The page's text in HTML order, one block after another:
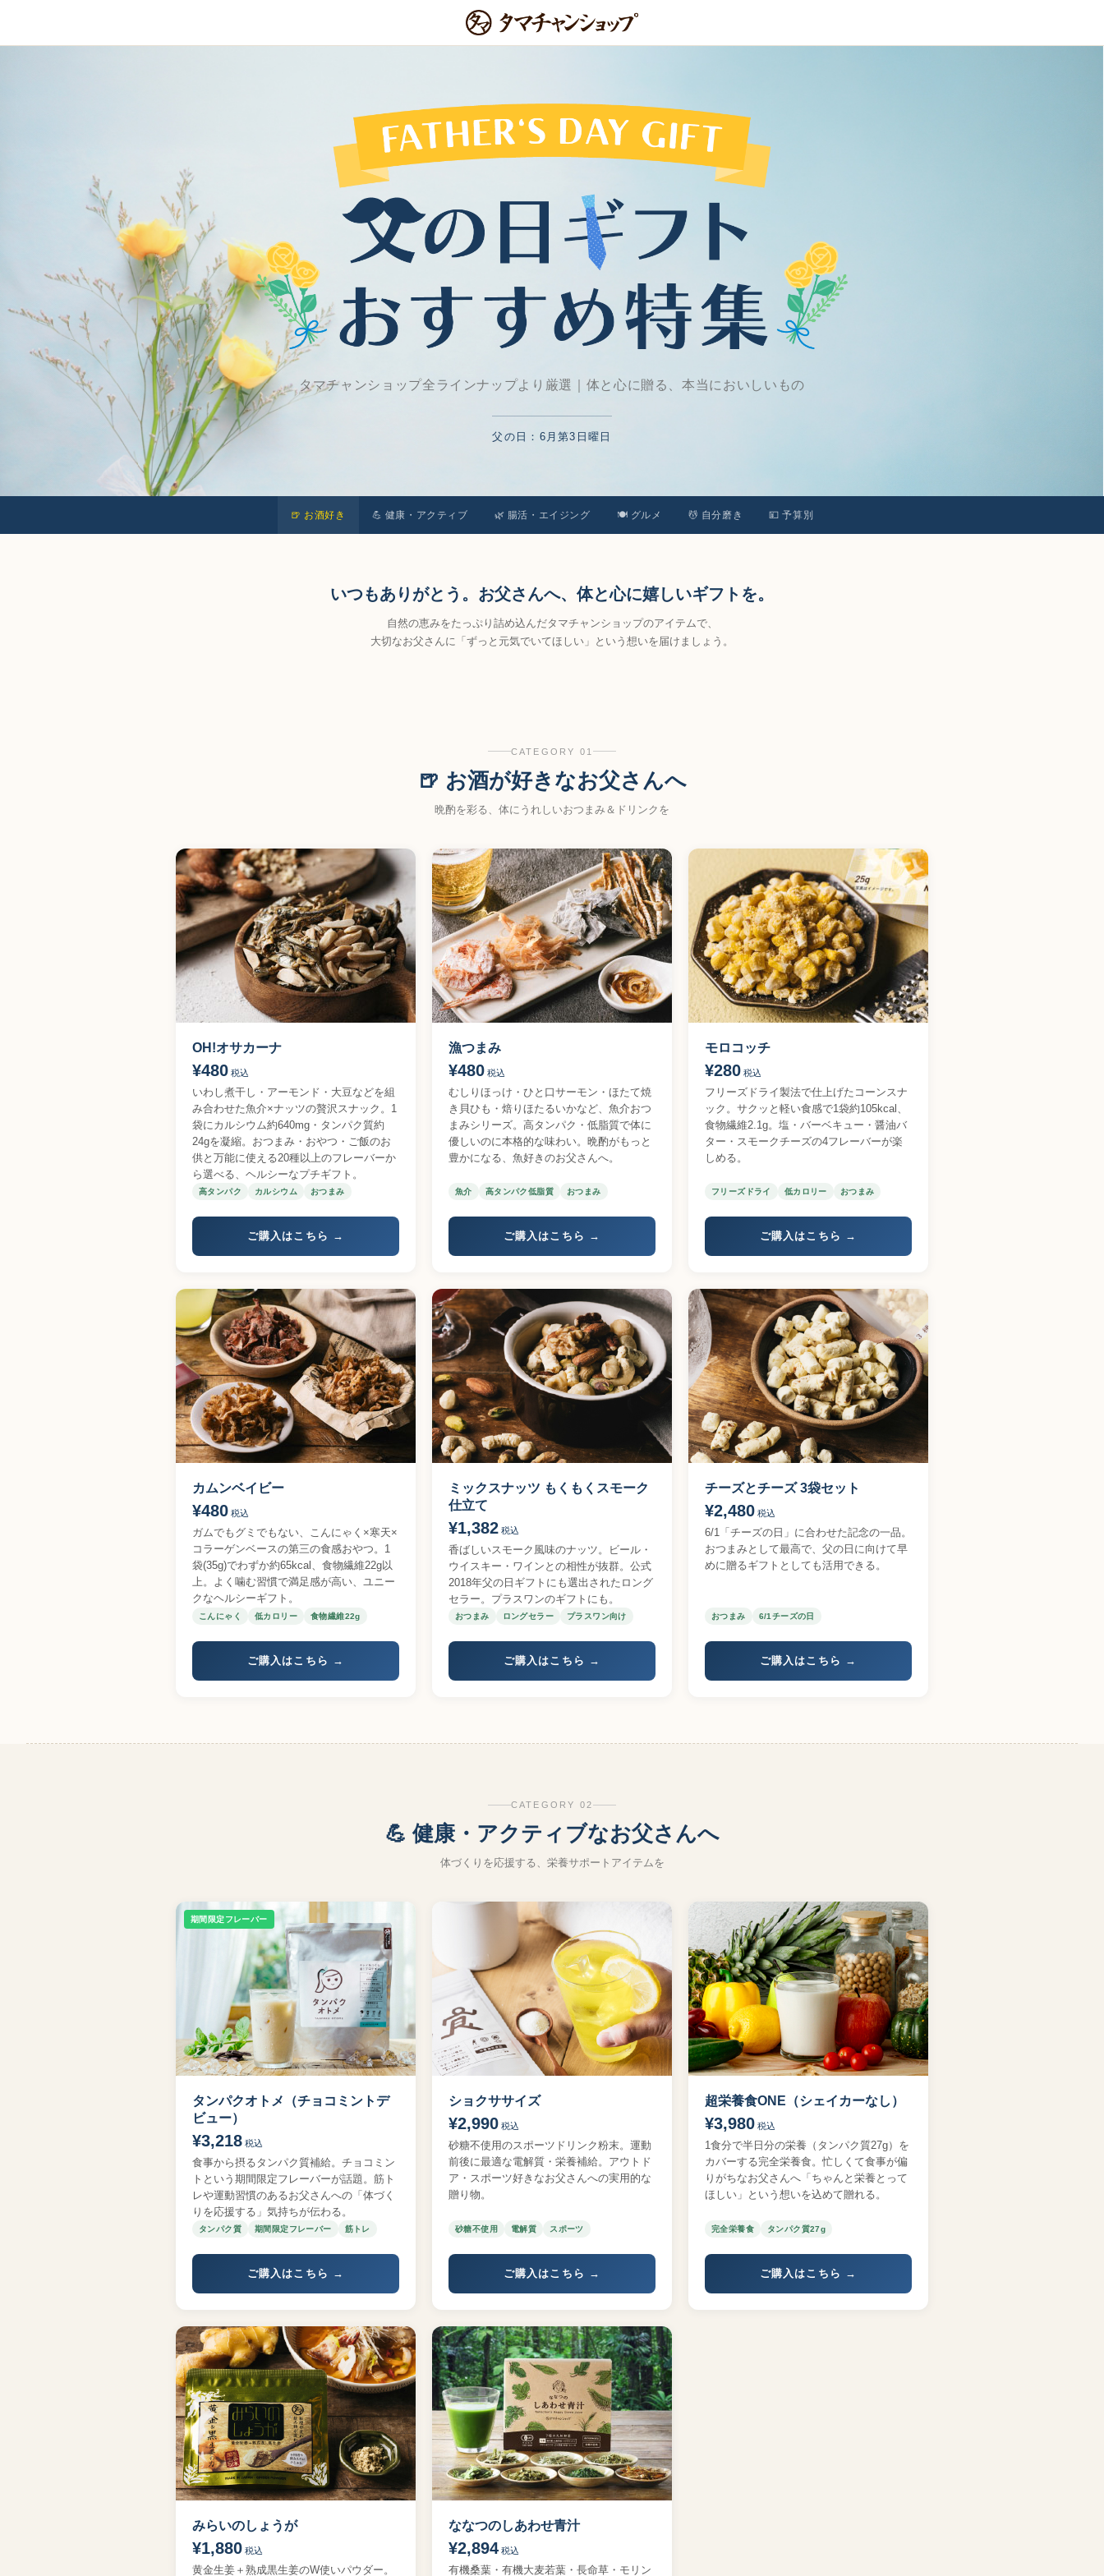
タマチャンショップ全ラインナップより厳選｜体と心に贈る、本当においしいもの
父の日：6月第3日曜日
🍺 お酒好き 💪 健康・アクティブ 🌿 腸活・エイジング 🍽️ グルメ 💆 自分磨き 💴 予算別
いつもありがとう。お父さんへ、体と心に嬉しいギフトを。
自然の恵みをたっぷり詰め込んだタマチャンショップのアイテムで、
大切なお父さんに「ずっと元気でいてほしい」という想いを届けましょう。
CATEGORY 01
🍺 お酒が好きなお父さんへ
晩酌を彩る、体にうれしいおつまみ＆ドリンクを
OH!オサカーナ
¥480 税込
いわし煮干し・アーモンド・大豆などを組
み合わせた魚介×ナッツの贅沢スナック。1
袋にカルシウム約640mg・タンパク質約
24gを凝縮。おつまみ・おやつ・ご飯のお
供と万能に使える20種以上のフレーバーか
ら選べる、ヘルシーなプチギフト。
高タンパク カルシウム おつまみ
ご購入はこちら →
漁つまみ
¥480 税込
むしりほっけ・ひと口サーモン・ほたて焼
き貝ひも・焙りほたるいかなど、魚介おつ
まみシリーズ。高タンパク・低脂質で体に
優しいのに本格的な味わい。晩酌がもっと
豊かになる、魚好きのお父さんへ。
魚介 高タンパク低脂質 おつまみ
ご購入はこちら →
モロコッチ
¥280 税込
フリーズドライ製法で仕上げたコーンスナ
ック。サクッと軽い食感で1袋約105kcal、
食物繊維2.1g。塩・バーベキュー・醤油バ
ター・スモークチーズの4フレーバーが楽
しめる。
フリーズドライ 低カロリー おつまみ
ご購入はこちら →
カムンベイビー
¥480 税込
ガムでもグミでもない、こんにゃく×寒天×
コラーゲンベースの第三の食感おやつ。1
袋(35g)でわずか約65kcal、食物繊維22g以
上。よく噛む習慣で満足感が高い、ユニー
クなヘルシーギフト。
こんにゃく 低カロリー 食物繊維22g
ご購入はこちら →
ミックスナッツ もくもくスモーク
仕立て
¥1,382 税込
香ばしいスモーク風味のナッツ。ビール・
ウイスキー・ワインとの相性が抜群。公式
2018年父の日ギフトにも選出されたロング
セラー。プラスワンのギフトにも。
おつまみ ロングセラー プラスワン向け
ご購入はこちら →
チーズとチーズ 3袋セット
¥2,480 税込
6/1「チーズの日」に合わせた記念の一品。
おつまみとして最高で、父の日に向けて早
めに贈るギフトとしても活用できる。
おつまみ 6/1チーズの日
ご購入はこちら →
CATEGORY 02
💪 健康・アクティブなお父さんへ
体づくりを応援する、栄養サポートアイテムを
期間限定フレーバー
タンパクオトメ（チョコミントデ
ビュー）
¥3,218 税込
食事から摂るタンパク質補給。チョコミン
トという期間限定フレーバーが話題。筋ト
レや運動習慣のあるお父さんへの「体づく
りを応援する」気持ちが伝わる。
タンパク質 期間限定フレーバー 筋トレ
ご購入はこちら →
ショクササイズ
¥2,990 税込
砂糖不使用のスポーツドリンク粉末。運動
前後に最適な電解質・栄養補給。アウトド
ア・スポーツ好きなお父さんへの実用的な
贈り物。
砂糖不使用 電解質 スポーツ
ご購入はこちら →
超栄養食ONE（シェイカーなし）
¥3,980 税込
1食分で半日分の栄養（タンパク質27g）を
カバーする完全栄養食。忙しくて食事が偏
りがちなお父さんへ「ちゃんと栄養とって
ほしい」という想いを込めて贈れる。
完全栄養食 タンパク質27g
ご購入はこちら →
みらいのしょうが
¥1,880 税込
黄金生姜＋熟成黒生姜のW使いパウダー。
ななつのしあわせ青汁
¥2,894 税込
有機桑葉・有機大麦若葉・長命草・モリン